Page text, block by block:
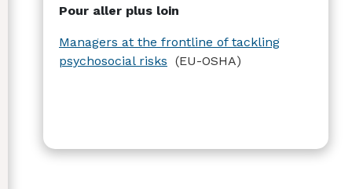
Pour aller plus loin
Managers at the frontline of tackling
psychosocial risks (EU-OSHA)